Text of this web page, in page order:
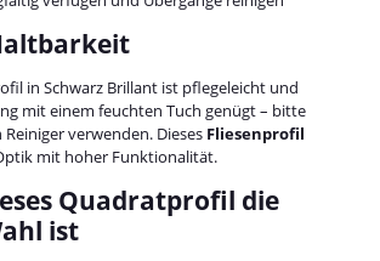
in Schwarz Brillant ist pflegeleicht und
mit einem feuchten Tuch genügt – bitte
Reiniger verwenden. Dieses Fliesenprofil
mit hoher Funktionalität.
Quadratprofil die
ist